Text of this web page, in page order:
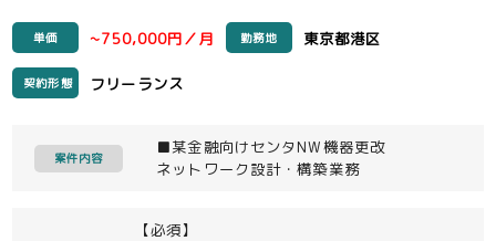
単価 ~750,000円／月 勤務地 東京都港区
契約形態 フリーランス
案件内容
■某金融向けセンタNW機器更改
ネットワーク設計・構築業務
【必須】